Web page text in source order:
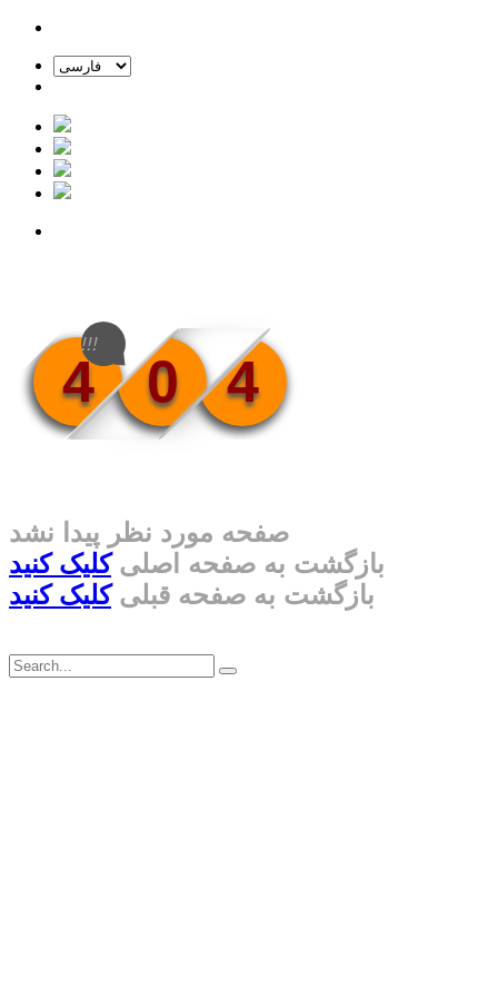
4 0 4
!!!
صفحه مورد نظر پیدا نشد
بازگشت به صفحه اصلیکلیک کنید
بازگشت به صفحه قبلیکلیک کنید